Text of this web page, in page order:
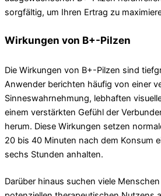
sorgfältig, um Ihren Ertrag zu
Wirkungen von B+-Pilzen
Die Wirkungen von B+-Pilzen sind
Anwender berichten häufig von einer
Sinneswahrnehmung, lebhaften
einem verstärkten Gefühl der
herum. Diese Wirkungen setzen
20 bis 40 Minuten nach dem Konsum
sechs Stunden anhalten.
Darüber hinaus suchen viele